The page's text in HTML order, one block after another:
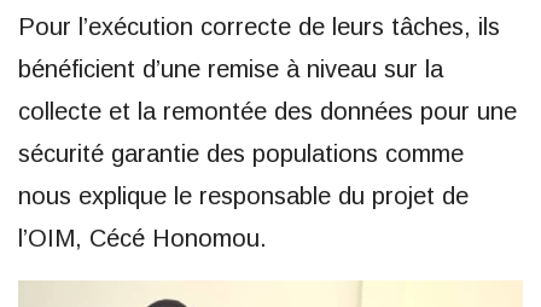
Pour l’exécution correcte de leurs tâches, ils
bénéficient d’une remise à niveau sur la
collecte et la remontée des données pour une
sécurité garantie des populations comme
nous explique le responsable du projet de
l’OIM, Cécé Honomou.